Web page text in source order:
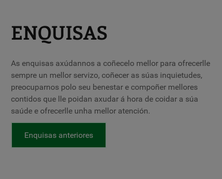
ENQUISAS
As enquisas axúdannos a coñecelo mellor para ofrecerlle
sempre un mellor servizo, coñecer as súas inquietudes,
preocuparnos polo seu benestar e compoñer mellores
contidos que lle poidan axudar á hora de coidar a súa
saúde e ofrecerlle unha mellor atención.
Enquisas anteriores